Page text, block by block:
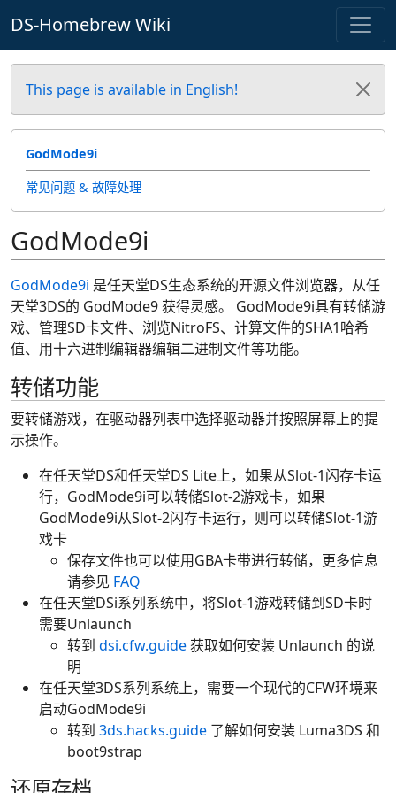
DS-Homebrew Wiki
This page is available in English!
GodMode9i
常见问题 & 故障处理
GodMode9i
GodMode9i 是任天堂DS生态系统的开源文件浏览器，从任
天堂3DS的 GodMode9 获得灵感。 GodMode9i具有转储游
戏、管理SD卡文件、浏览NitroFS、计算文件的SHA1哈希
值、用十六进制编辑器编辑二进制文件等功能。
转储功能
要转储游戏，在驱动器列表中选择驱动器并按照屏幕上的提
示操作。
在任天堂DS和任天堂DS Lite上，如果从Slot-1闪存卡运
行，GodMode9i可以转储Slot-2游戏卡，如果
GodMode9i从Slot-2闪存卡运行，则可以转储Slot-1游
戏卡
保存文件也可以使用GBA卡带进行转储，更多信息
请参见 FAQ
在任天堂DSi系列系统中，将Slot-1游戏转储到SD卡时
需要Unlaunch
转到 dsi.cfw.guide获取如何安装 Unlaunch 的说
明
在任天堂3DS系列系统上，需要一个现代的CFW环境来
启动GodMode9i
转到 3ds.hacks.guide 了解如何安装 Luma3DS 和
boot9strap